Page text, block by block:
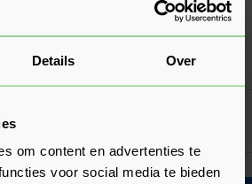
Details Over
om content en advertenties te
voor social media te bieden
per stuk
de slag